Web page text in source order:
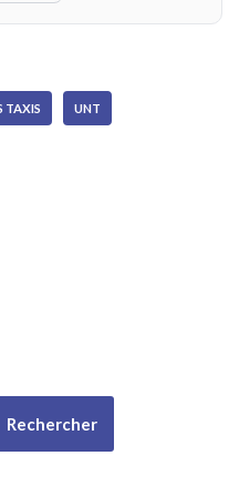
TAXIS UNT
Rechercher